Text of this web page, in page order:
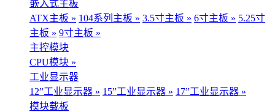
嵌入式主板
ATX主板 » 104系列主板 » 3.5寸主板 » 6寸主板 » 5.25寸
主板 » 9寸主板 »
主控模块
CPU模块 »
工业显示器
12”工业显示器 » 15”工业显示器 » 17”工业显示器 »
模块载板